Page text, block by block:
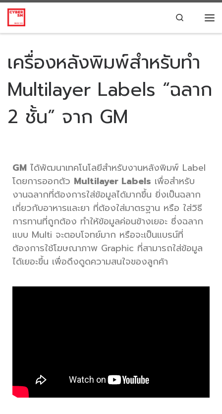
Skip to content Search
เครื่องหลังพิมพ์สำหรับทำ
Multilayer Labels “ฉลาก
2 ชั้น” จาก GM
GM ได้พัฒนาเทคโนโลยีสำหรับงานหลังพิมพ์ Label
โดยการออกตัว Multilayer Labels เพื่อสำหรับ
งานฉลากที่ต้องการใส่ข้อมูลได้มากขึ้น ยิ่งเป็นฉลาก
เกี่ยวกับอาหารและยา ที่ต้องใส่มาตรฐาน หรือ ใส่วิธี
การทานที่ถูกต้อง ทำให้ข้อมูลค่อนข้างเยอะ ซึ่งฉลาก
แบบ Multi จะตอบโจทย์มาก หรือจะเป็นแบรน์ที่
ต้องการใช้โฆษณาภาพ Graphic ที่สามารถใส่ข้อมูล
ได้เยอะขึ้น เพื่อดึงดูดความสนใจของลูกค้า